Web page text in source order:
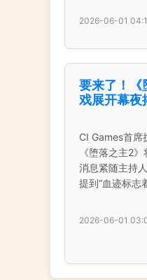
2026-06-01
要来了！《
戏展开幕夜
CI Games首席
《堕落之主2
消息紧随主持
提到“血迹标志
2026-06-01